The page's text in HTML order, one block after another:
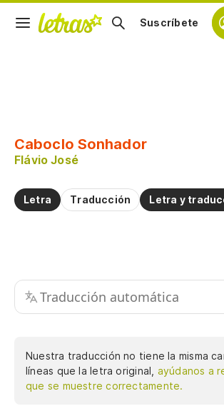
Suscríbete
Caboclo Sonhador
Flávio José
Letra Traducción Letra y
Traducción automática
Nuestra traducción no tiene la misma
líneas que la letra original, ayúdanos a
que se muestre correctamente.
Practicar la pronunciación de